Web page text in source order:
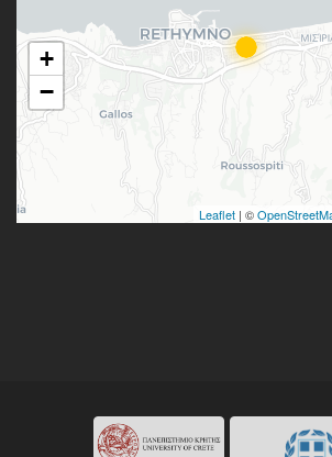
+
−
Leaflet | ©
ο σύνδεσμος θα οδηγήσει
ο